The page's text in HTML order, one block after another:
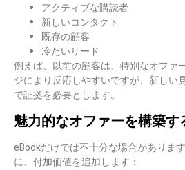
アクティブな購読者
新しいコンタクト
既存の顧客
冷たいリード
例えば、以前の顧客は、特別なオファ
ジにより反応しやすいですが、新しい
で証拠を必要とします。
魅力的なオファーを構築す
eBookだけでは不十分な場合がありま
に、付加価値を追加します：